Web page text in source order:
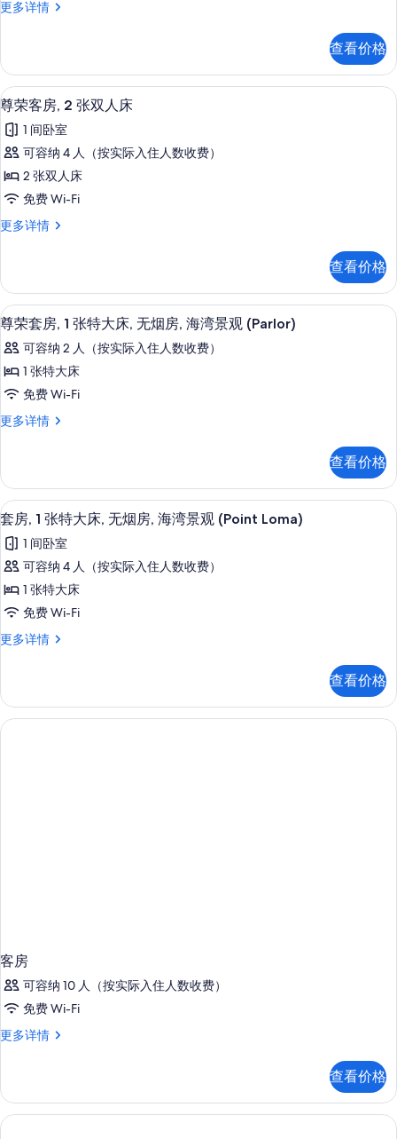
房,
张
特
大
床
(Suite
Connector)
的
所
片
更多详情
尊
1
张
特
大
床
(Suite
Connector)
更
多
息
查看价格
显
示
尊
荣
客
2
双
人
床
的
所
有
照
高档床上用品、客房内保险箱、办公
4
尊荣客房, 2 张双人床
1 间卧室
可容纳 4 人（按实际入住人数收费）
2 张双人床
免费 Wi-Fi
更多详情
尊
2
张
双
人
床
更
信
息
查看价格
显
示
尊
荣
房,
张
特
大
床,
无
烟
房,
海
观
(Parlor)
尊荣套房, 1 张特大床, 无烟房, 海湾景
6
尊荣套房, 1 张特大床, 无烟房, 海湾景观 (Parlor)
可容纳 2 人（按实际入住人数收费）
1 张特大床
免费 Wi-Fi
更多详情
尊
1
张
特
床,
无
房,
海
景
多
信
查看价格
显
示
套
房,
1
张
特
床,
无
有
照
片
套房, 1 张特大床, 无烟房, 海湾景观
12
套房, 1 张特大床, 无烟房, 海湾景观 (Point Loma)
1 间卧室
可容纳 4 人（按实际入住人数收费）
1 张特大床
免费 Wi-Fi
更多详情
套
特
大
床,
查看价格
客房
可容纳 10 人（按实际入住人数收费）
免费 Wi-Fi
更多详情
客
信
息
查看价格